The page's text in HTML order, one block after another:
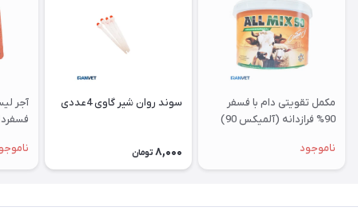
مکمل تقویتی دام با فسفر
90% فرازدانه (آلمیکس 90)
ناموجود
سوند روان شیر گاوی 4عددی
8,000 تومان
آجر